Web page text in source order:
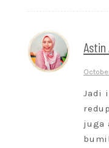
Jadi
juga